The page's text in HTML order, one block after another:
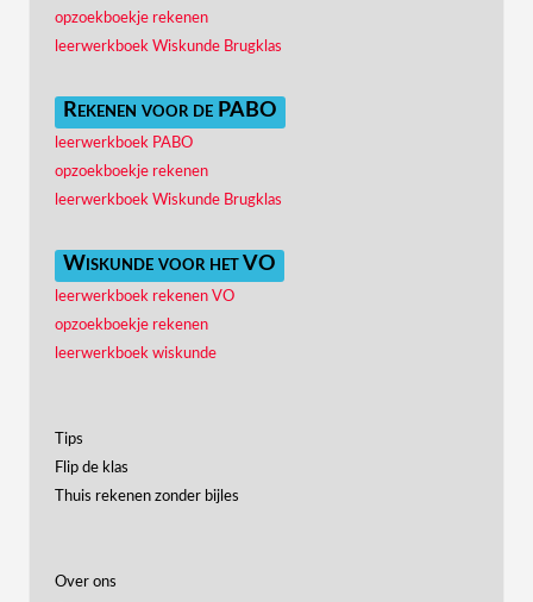
opzoekboekje rekenen
leerwerkboek Wiskunde Brugklas
Rekenen voor de PABO
leerwerkboek PABO
opzoekboekje rekenen
leerwerkboek Wiskunde Brugklas
Wiskunde voor het VO
leerwerkboek rekenen VO
opzoekboekje rekenen
leerwerkboek wiskunde
Tips
Flip de klas
Thuis rekenen zonder bijles
Over ons